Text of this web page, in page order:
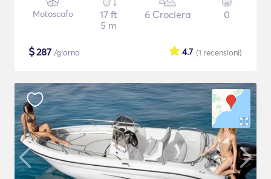
Motoscafo
17 ft
5 m
6 Crociera 0
$287 /giorno (1 recensioni)
4.7